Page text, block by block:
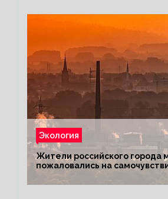
Экология
Жители российского города
пожаловались на